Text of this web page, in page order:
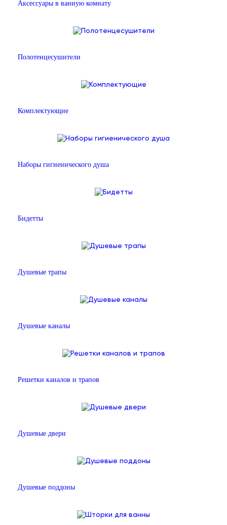
Аксессуары в ванную комнату
Полотенцесушители
Комплектующие
Наборы гигиенического душа
Бидетты
Душевые трапы
Душевые каналы
Решетки каналов и трапов
Душевые двери
Душевые поддоны